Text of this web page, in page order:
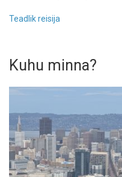
Teadlik reisija
Kuhu minna?